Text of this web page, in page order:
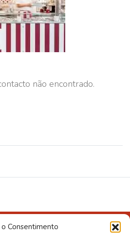
o Consentimento
não encontrado.